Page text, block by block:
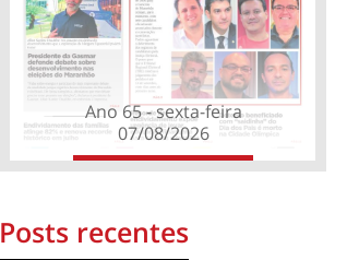
Ano 65 - sexta-feira
07/08/2026
Posts recentes